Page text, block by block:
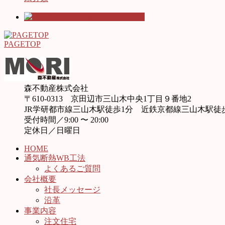
PAGETOP
森不動産株式会社
〒610-0313 京田辺市三山木中央1丁目９番地2
JR学研都市線三山木駅徒歩1分 近鉄京都線三山木駅徒
受付時間／9:00 〜 20:00
定休日／日曜日
HOME
通気断熱WB工法
よくあるご質問
会社概要
社長メッセージ
沿革
事業内容
注文住宅